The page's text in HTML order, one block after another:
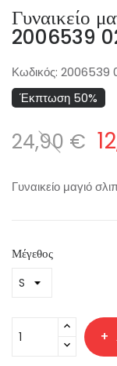
Γυναικείο
2006539
Κωδικός: 2006539
Έκπτωση 50%
24,90 €
Γυναικείο μαγιό
Μέγεθος